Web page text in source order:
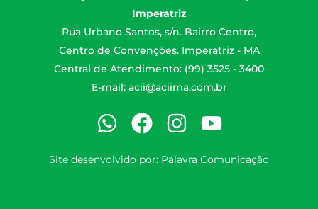
Imperatriz
Rua Urbano Santos, s/n. Bairro Centro,
Centro de Convenções. Imperatriz - MA
Central de Atendimento: (99) 3525 - 3400
E-mail: acii@aciima.com.br
Site desenvolvido por: Palavra Comunicação